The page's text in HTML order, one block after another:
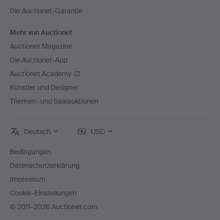
Die Auctionet-Garantie
Mehr von Auctionet
Auctionet Magazine
Die Auctionet-App
Auctionet Academy
Künstler und Designer
Themen- und Saalauktionen
Deutsch USD
Bedingungen
Datenschutzerklärung
Impressum
Cookie-Einstellungen
© 2011-2026 Auctionet.com